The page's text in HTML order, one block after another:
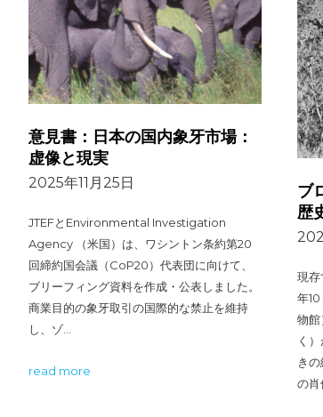
意見書：日本の国内象牙市場：
虚像と現実
2025年11月25日
JTEFとEnvironmental Investigation
Agency （米国）は、ワシントン条約第20
回締約国会議（CoP20）代表団に向けて、
ブリーフィング資料を作成・公表しました。
商業目的の象牙取引の国際的な禁止を維持
し、ゾ…
read more
ブ
歴
現存
年
物館
く
き
の肖